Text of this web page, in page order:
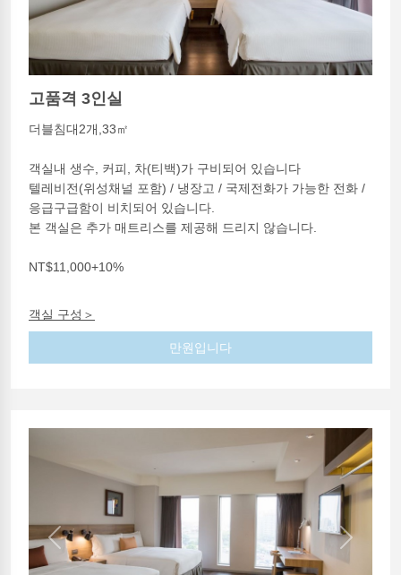
고품격 3인실
더블침대2개,33㎡
객실내 생수, 커피, 차(티백)가 구비되어 있습니다
텔레비전(위성채널 포함) / 냉장고 / 국제전화가 가능한 전화 /
응급구급함이 비치되어 있습니다.
본 객실은 추가 매트리스를 제공해 드리지 않습니다.
NT$11,000+10%
객실 구성＞
만원입니다
Previous Next